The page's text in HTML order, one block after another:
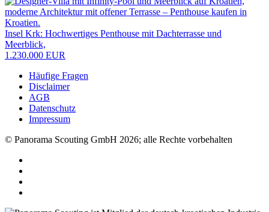
Insel Krk: Hochwertiges Penthouse mit Dachterrasse und
Meerblick,
1.230.000 EUR
Häufige Fragen
Disclaimer
AGB
Datenschutz
Impressum
© Panorama Scouting GmbH 2026; alle Rechte vorbehalten